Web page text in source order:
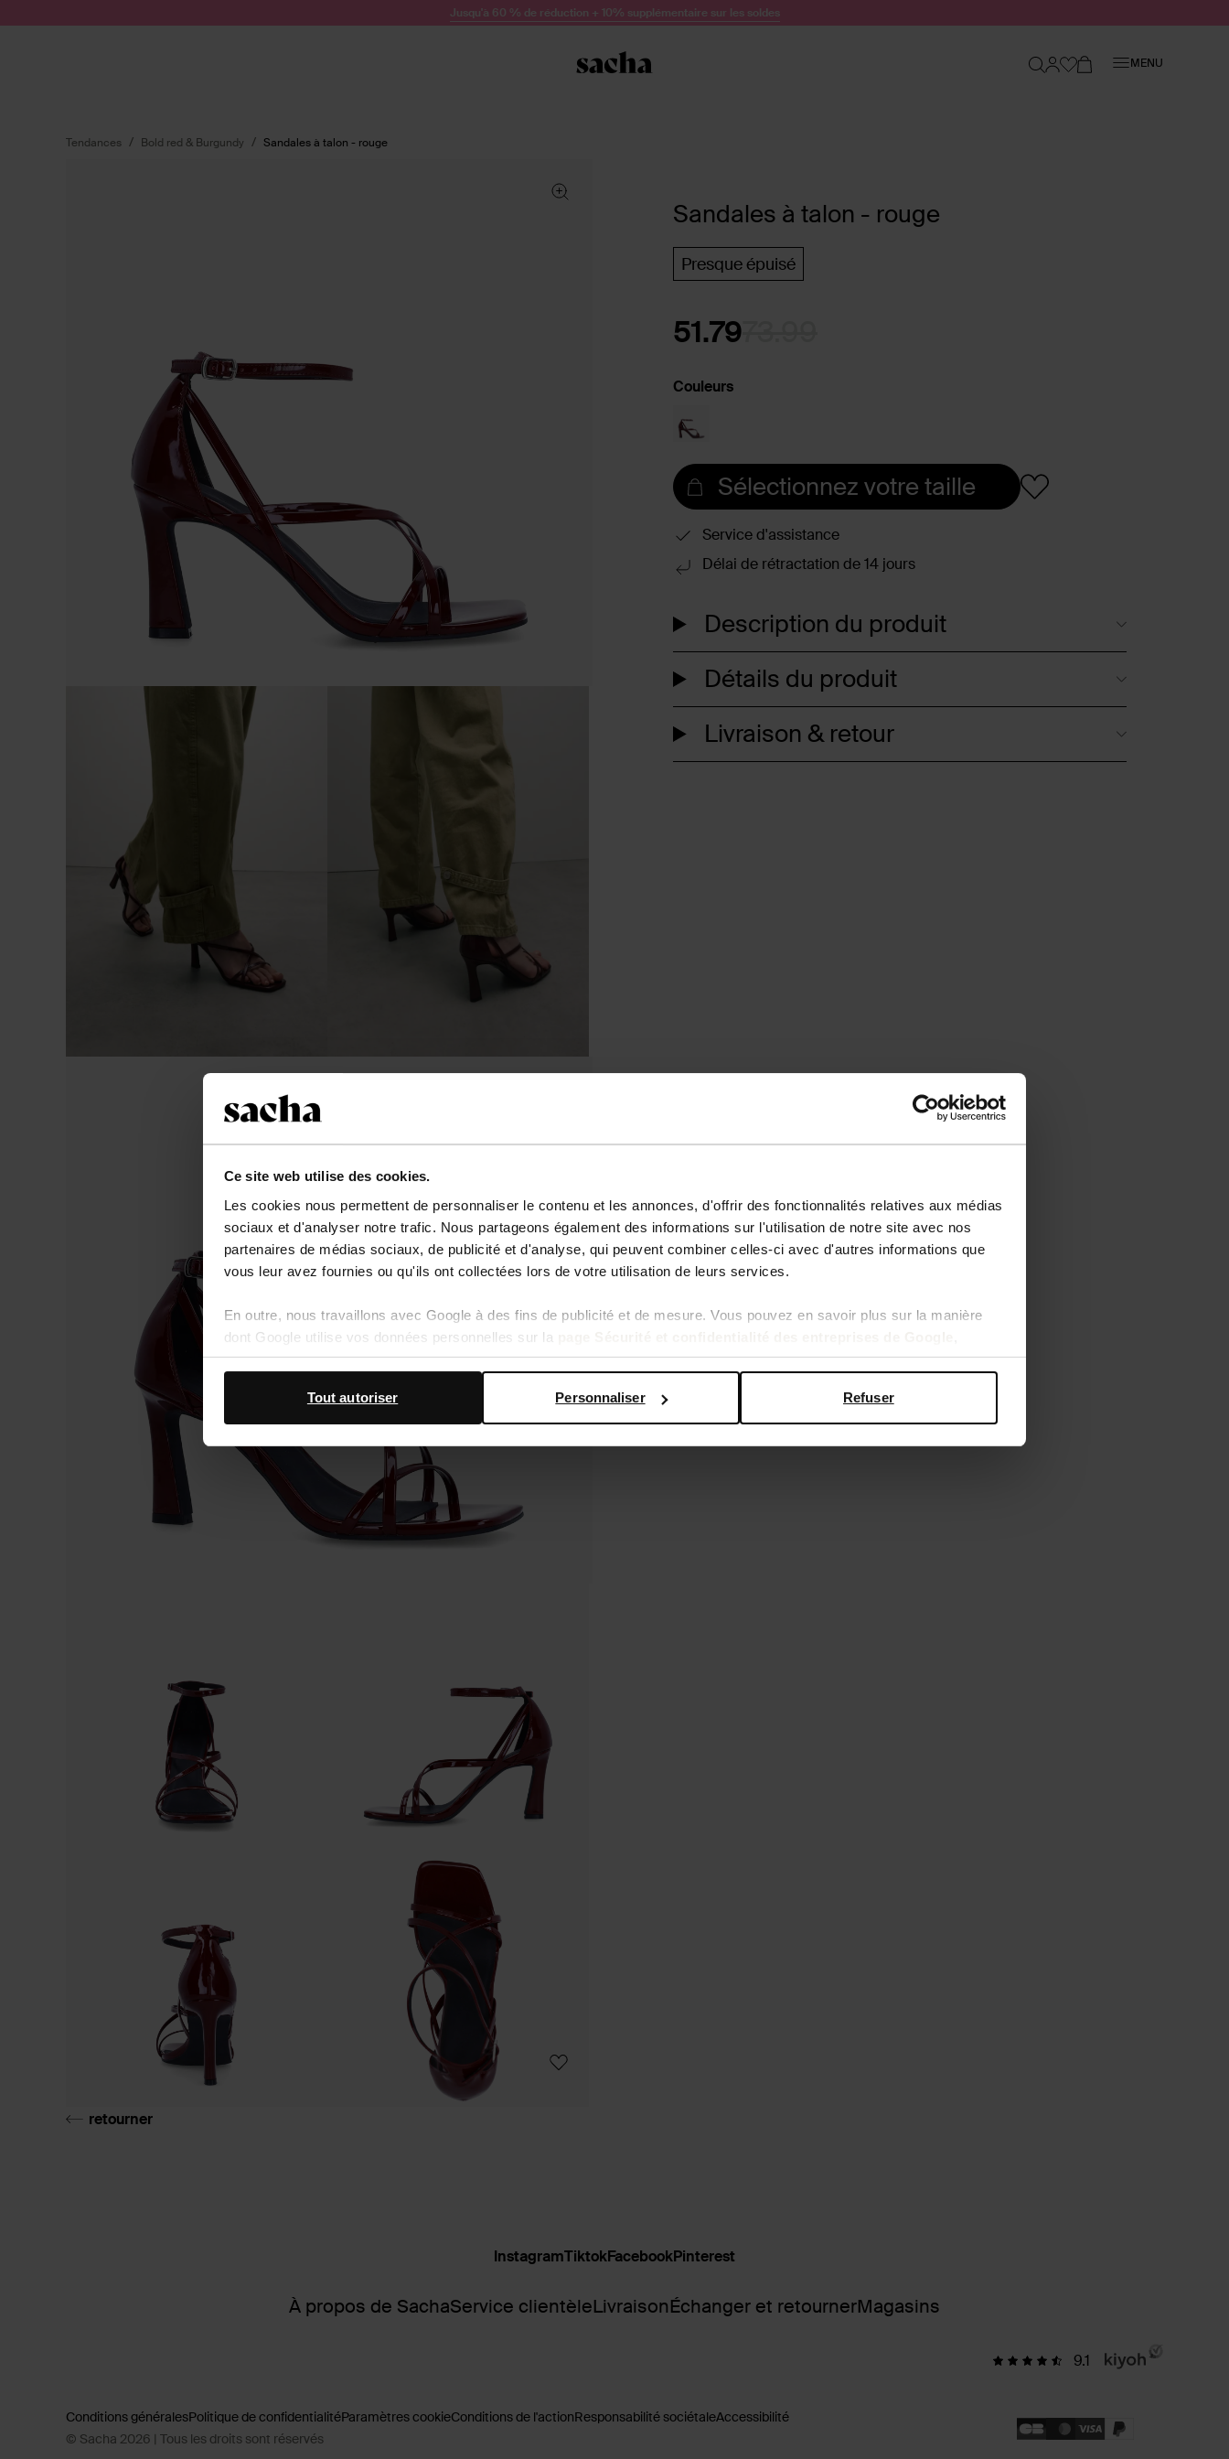
Ce site web utilise des cookies.
Les cookies nous permettent de personnaliser le contenu et les annonces, d'offrir des fonctionnalités relatives aux médias
sociaux et d'analyser notre trafic. Nous partageons également des informations sur l'utilisation de notre site avec nos
partenaires de médias sociaux, de publicité et d'analyse, qui peuvent combiner celles-ci avec d'autres informations que
vous leur avez fournies ou qu'ils ont collectées lors de votre utilisation de leurs services.
En outre, nous travaillons avec Google à des fins de publicité et de mesure. Vous pouvez en savoir plus sur la manière
dont Google utilise vos données personnelles sur la
Refuser
Personnaliser
Tout autoriser
Jusqu'à 60 % de réduction + 10% supplémentaire sur les soldes
MENU
Tendances Bold red & Burgundy Sandales à talon - rouge
Sandales à talon - rouge
Presque épuisé
51.79
Couleurs
Sélectionnez votre taille
Service d'assistance
Délai de rétractation de 14 jours
Description du produit
Détails du produit
Livraison & retour
retourner
À propos de SachaService clientèleLivraisonÉchanger et retournerMagasins
InstagramTiktokFacebookPinterest
9.1
Conditions généralesPolitique de confidentialitéParamètres cookieConditions de l'actionResponsabilité sociétaleAccessibilité
© Sacha 2026 | Tous les droits sont réservés